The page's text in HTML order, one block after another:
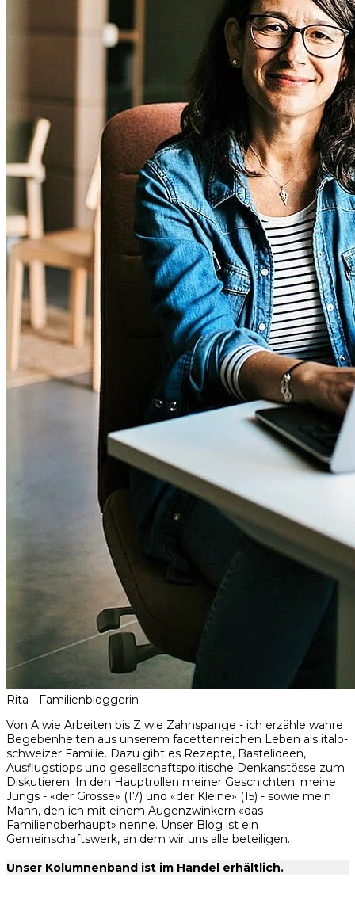
Rita - Familienbloggerin
Von A wie Arbeiten bis Z wie Zahnspange - ich erzähle wahre
Begebenheiten aus unserem facettenreichen Leben als italo-
schweizer Familie. Dazu gibt es Rezepte, Bastelideen,
Ausflugstipps und gesellschaftspolitische Denkanstösse zum
Diskutieren. In den Hauptrollen meiner Geschichten: meine
Jungs - «der Grosse» (17) und «der Kleine» (15) - sowie mein
Mann, den ich mit einem Augenzwinkern «das
Familienoberhaupt» nenne. Unser Blog ist ein
Gemeinschaftswerk, an dem wir uns alle beteiligen.
Unser Kolumnenband ist im Handel erhältlich.